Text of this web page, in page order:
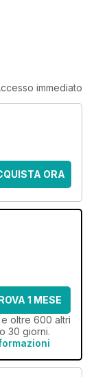
immediato
ORA
1 MESE
e oltre 600 altri
30 giorni.